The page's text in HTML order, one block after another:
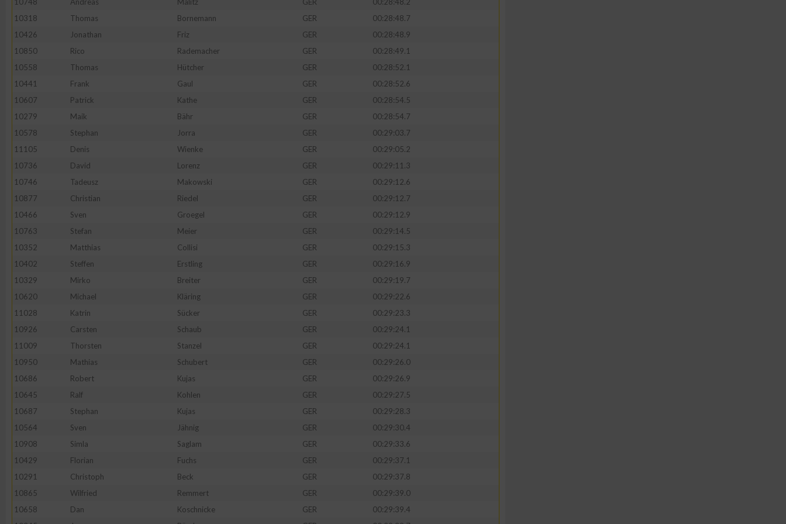
10318
Thomas Bornemann GER
00:28:48.7
10426
Jonathan Friz GER
00:28:48.9
10850
Rico Rademacher GER
00:28:49.1
10558
Thomas Hütcher GER
00:28:52.1
10441
Frank Gaul GER
00:28:52.6
10607
Patrick Kathe GER
00:28:54.5
10279
Maik Bähr GER
00:28:54.7
10578
Stephan Jorra GER
00:29:03.7
11105
Denis Wienke GER
00:29:05.2
10736
David Lorenz GER
00:29:11.3
10746
Tadeusz Makowski GER
00:29:12.6
10877
Christian Riedel GER
00:29:12.7
10466
Sven Groegel GER
00:29:12.9
10763
Stefan Meier GER
00:29:14.5
10352
Matthias Collisi GER
00:29:15.3
10402
Steffen Erstling GER
00:29:16.9
10329
Mirko Breiter GER
00:29:19.7
10620
Michael Kläring GER
00:29:22.6
11028
Katrin Sücker GER
00:29:23.3
10926
Carsten Schaub GER
00:29:24.1
11009
Thorsten Stanzel GER
00:29:24.1
10950
Mathias Schubert GER
00:29:26.0
10686
Robert Kujas GER
00:29:26.9
10645
Ralf Kohlen GER
00:29:27.5
10687
Stephan Kujas GER
00:29:28.3
10564
Sven Jähnig GER
00:29:30.4
10908
Simla Saglam GER
00:29:33.6
10429
Florian Fuchs GER
00:29:37.1
10291
Christoph Beck GER
00:29:37.8
10865
Wilfried Remmert GER
00:29:39.0
10658
Dan Koschnicke GER
00:29:39.4
Erstellung von Profilen zur Personalisierung von Inhalten
Messung der Werbeleistung
Messung der Performance von Inhalten
Analyse von Zielgruppen durch Statistiken oder Kombinationen von Daten aus
Entwicklung und Verbesserung der Angebote
IAB-Besonderheiten:
Geräte anhand von aktiv angeforderten Informationen identifizieren
Nicht-IAB-Verarbeitungszwecke:
Notwendig
Performance
Funktional